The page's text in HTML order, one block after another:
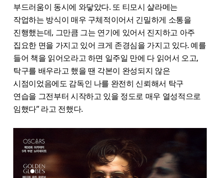
부드러움이 동시에 와닿았다. 또 티모시 샬라메는
작업하는 방식이 매우 구체적이어서 긴밀하게 소통을
진행했는데, 그만큼 그는 연기에 있어서 진지하고 아주
집요한 면을 가지고 있어 크게 존경심을 가지고 있다. 예를
들어 책을 읽어오라고 하면 일주일 만에 다 읽어서 오고,
탁구를 배우라고 했을 땐 각본이 완성되지 않은
시점이었음에도 감독인 나를 완전히 신뢰해서 탁구
연습을 그전부터 시작하고 있을 정도로 매우 열성적으로
임했다” 라고 전했다.